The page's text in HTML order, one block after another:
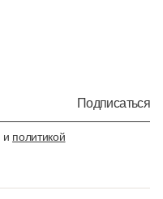
Подписаться
и политикой